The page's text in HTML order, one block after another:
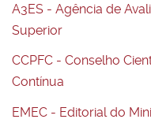
A3ES - Agência de
Superior
CCPFC - Conselho
Contínua
EMEC - Editorial do